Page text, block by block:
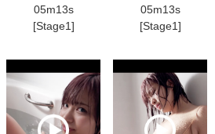
05m13s
[Stage1]
05m13s
[Stage1]